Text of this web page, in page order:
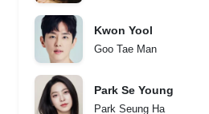
Kwon Yool
Goo Tae Man
Park Se Young
Park Seung Ha